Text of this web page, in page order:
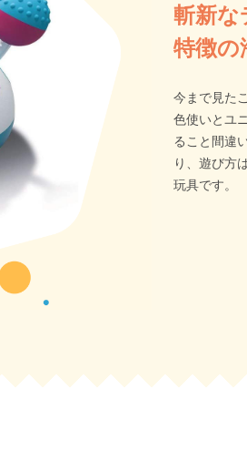
斬新
特徴の
今まで見た
色使いとユ
ること間違
り、遊び方
玩具です。